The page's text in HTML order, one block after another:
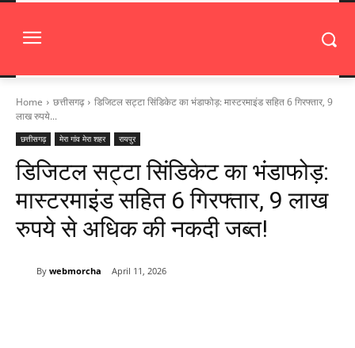
Home छत्तीसगढ़
डिजिटल सट्टा सिंडिकेट का भंडाफोड़: मास्टरमाइंड सहित 6 गिरफ्तार, 9
लाख रुपये...
छत्तीसगढ़ मेरा गांव मेरा शहर रायपुर
डिजिटल सट्टा सिंडिकेट का भंडाफोड़:
मास्टरमाइंड सहित 6 गिरफ्तार, 9 लाख
रुपये से अधिक की नकदी जब्त!
By webmorcha April 11, 2026